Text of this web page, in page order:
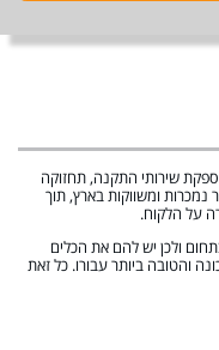
שירותי התקנה, תחזוקה
נמכרות ומשווקות בארץ, תוך
על הלקוח.
ולכן יש להם את הכלים
והטובה ביותר עבורו. כל זאת